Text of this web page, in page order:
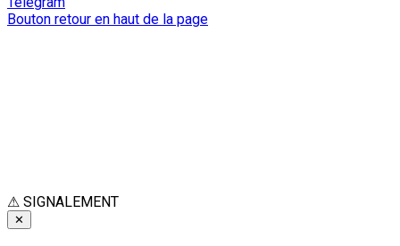
Bouton retour en haut de la page
⚠ SIGNALEMENT
✕